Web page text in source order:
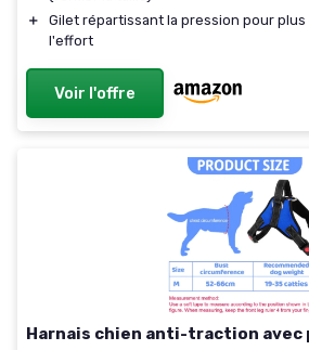
＋
Gilet répartissant la pression pour
l'effort
Voir l'offre
Harnais chien anti-traction avec